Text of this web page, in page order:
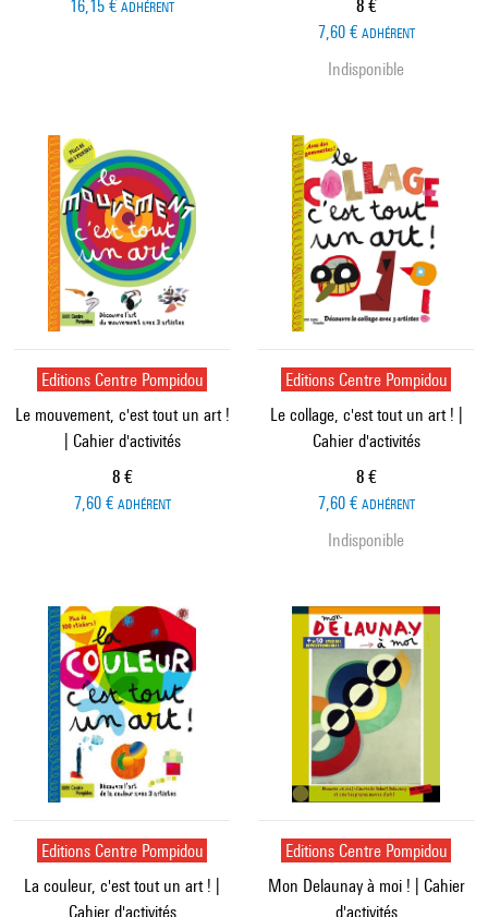
16,15 € ADHÉRENT
Prix ​​actuel
8 €
7,60 € ADHÉRENT
Indisponible
Editions Centre Pompidou
Le mouvement, c'est tout un art !
| Cahier d'activités
Prix ​​actuel
8 €
7,60 € ADHÉRENT
Editions Centre Pompidou
Le collage, c'est tout un art ! |
Cahier d'activités
Prix ​​actuel
8 €
7,60 € ADHÉRENT
Indisponible
Editions Centre Pompidou
La couleur, c'est tout un art ! |
Cahier d'activités
Editions Centre Pompidou
Mon Delaunay à moi ! | Cahier
d'activités